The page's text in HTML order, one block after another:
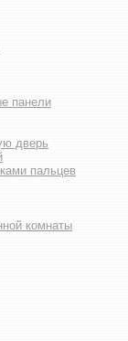
панели
дверь
пальцев
комнаты